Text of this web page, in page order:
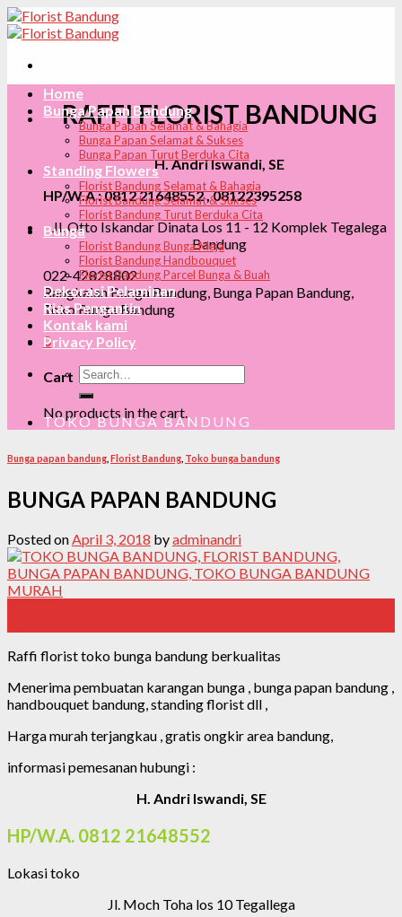
Skip
to
RAFFI FLORIST BANDUNG
H. Andri Iswandi, SE
HP/W.A : 0812 21648552 , 08122395258
Jl. Otto Iskandar Dinata Los 11 - 12 Komplek Tegalega
Bandung
022-42828802
Rangkaian Bunga Bandung, Bunga Papan Bandung,
Toko Bunga Bandung
0
Cart
No products in the cart.
Home
Bunga Papan Bandung
Bunga Papan Selamat & Bahagia
Bunga Papan Selamat & Sukses
Bunga Papan Turut Berduka Cita
Standing Flowers
Florist Bandung Selamat & Bahagia
Florist Bandung Selamat & Sukses
Florist Bandung Turut Berduka Cita
Bunga
Florist Bandung Bunga Meja
Florist Bandung Handbouquet
Florist Bandung Parcel Bunga & Buah
Dekorasi Pelaminan
Rias Pengantin
Kontak kami
Privacy Policy
Search
for:
TOKO BUNGA BANDUNG
Bunga papan bandung Florist Bandung Toko bunga bandung
BUNGA PAPAN BANDUNG
Posted onApril 3, 2018 byadminandri
Raffi florist toko bunga bandung berkualitas
Menerima pembuatan karangan bunga , bunga papan bandung ,
handbouquet bandung, standing florist dll ,
Harga murah terjangkau , gratis ongkir area bandung,
informasi pemesanan hubungi :
H. Andri Iswandi, SE
HP/W.A. 0812 21648552
Lokasi toko
Jl. Moch Toha los 10 Tegallega